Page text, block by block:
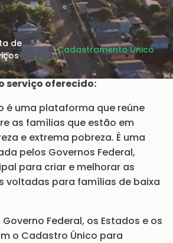
de
Cadastramento Único
serviço oferecido:
é uma plataforma que reúne
as famílias que estão em
e extrema pobreza. É uma
pelos Governos Federal,
para criar e melhorar as
voltadas para famílias de baixa
Federal, os Estados e os
o Cadastro Único para